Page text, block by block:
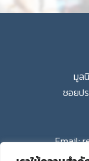
มูล
ซอยป
Email: